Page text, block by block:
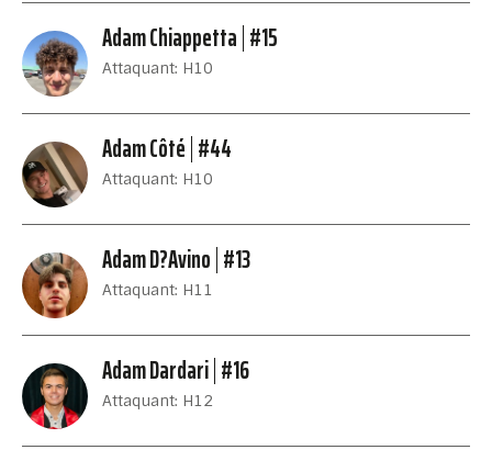
Adam Chiappetta #15
Attaquant: H10
Adam Côté #44
Attaquant: H10
Adam D?Avino #13
Attaquant: H11
Adam Dardari #16
Attaquant: H12